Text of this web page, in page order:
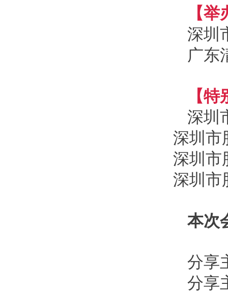
【
深圳
广东
【
深圳
深圳市
深圳市
深圳市
本次
分享
分享